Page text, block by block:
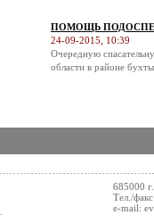
ПОМОЩЬ
24-09-2015, 10:39
Очередную
области в районе
685000
Тел./
e-mail: